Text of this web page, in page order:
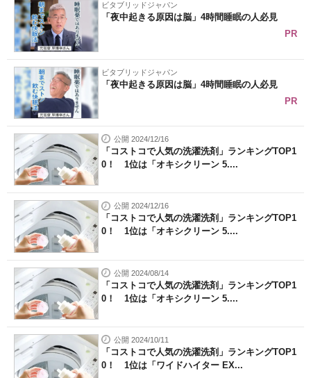
ビタブリッドジャパン
「夜中起きる原因は脳」4時間睡眠の人必見
PR
ビタブリッドジャパン
「夜中起きる原因は脳」4時間睡眠の人必見
PR
公開 2024/12/16
「コストコで人気の洗濯洗剤」ランキングTOP1
0！ 1位は「オキシクリーン 5....
公開 2024/12/16
「コストコで人気の洗濯洗剤」ランキングTOP1
0！ 1位は「オキシクリーン 5....
公開 2024/08/14
「コストコで人気の洗濯洗剤」ランキングTOP1
0！ 1位は「オキシクリーン 5....
公開 2024/10/11
「コストコで人気の洗濯洗剤」ランキングTOP1
0！ 1位は「ワイドハイター EX...